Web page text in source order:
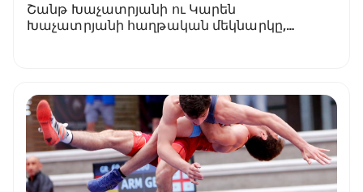
Շանթ Խաչատրյանի ու Կարեն
Խաչատրյանի հաղթական մեկնարկը,